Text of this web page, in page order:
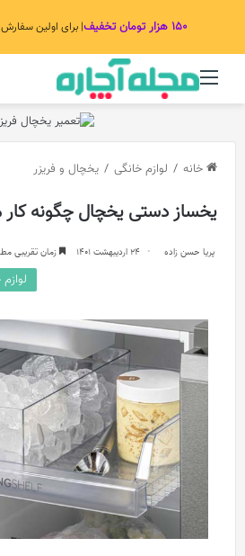
۱۵۰ هزار تومان تخفیف | برای اولین
منو
خانه / لوازم خانگی / یخچال و فریزر
یخساز دستی یخچال چگونه کار
پریا حسن زاده 24 اردیبهشت 1401 زمان تقریبی مطالعه